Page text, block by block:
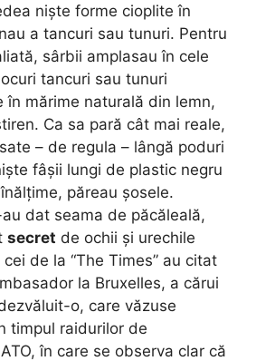
niște forme cioplite în
a tancuri sau tunuri. Pentru
sârbii amplasau în cele
tancuri sau tunuri
în mărime naturală din lemn,
Ca sa pară cât mai reale,
– de regula – lângă poduri
fâșii lungi de plastic negru
păreau șosele.
dat seama de păcăleală,
secret de ochii și urechile
de la “The Times” au citat
la Bruxelles, a cărui
o, care văzuse
timpul raidurilor de
în care se observa clar că